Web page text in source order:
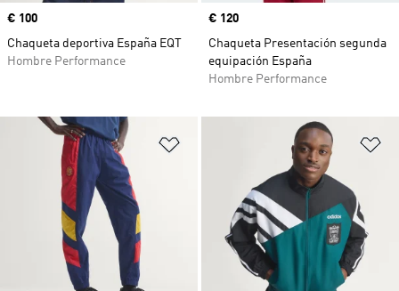
Precio
€ 100
Chaqueta deportiva España EQT
Hombre Performance
Precio
€ 120
Chaqueta Presentación segunda
equipación España
Hombre Performance
Añadir a la lista de deseos